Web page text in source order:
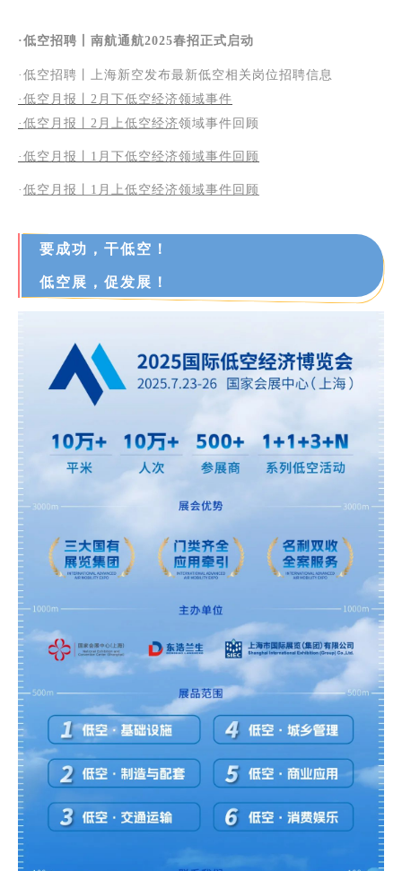
·低空招聘丨南航通航2025春招正式启动
·低空招聘丨上海新空发布最新低空相关岗位招聘信息
·低空月报丨2月下低空经济领域事件
· 低空月报丨2月上低空经济领域事件回顾
·低空月报丨1月下低空经济领域事件回顾
· 低空月报丨1月上低空经济领域事件回顾
要成功，干低空！
低空展，促发展！